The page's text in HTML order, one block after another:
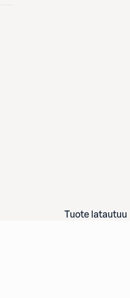
Tuote latautuu